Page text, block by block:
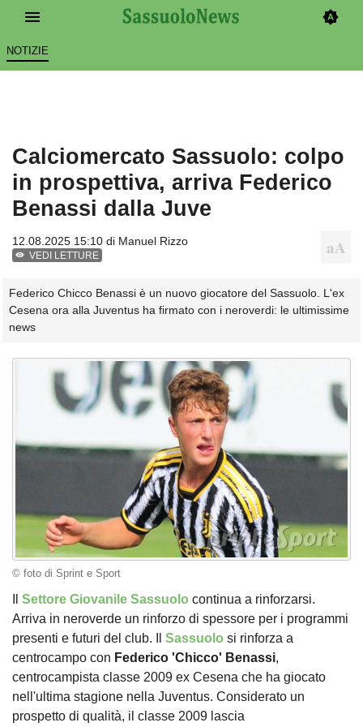
NOTIZIE
Calciomercato Sassuolo: colpo
in prospettiva, arriva Federico
Benassi dalla Juve
12.08.2025 15:10 di Manuel Rizzo
VEDI LETTURE
Federico Chicco Benassi è un nuovo giocatore del Sassuolo. L'ex
Cesena ora alla Juventus ha firmato con i neroverdi: le ultimissime
news
© foto di Sprint e Sport
Settore Giovanile Sassuolo continua a rinforzarsi.
Arriva in neroverde un rinforzo di spessore per i programmi
presenti e futuri del club. Il Sassuolo si rinforza a
centrocampo con Federico 'Chicco' Benassi,
centrocampista classe 2009 ex Cesena che ha giocato
nell'ultima stagione nella Juventus. Considerato un
prospetto di qualità, il classe 2009 lascia